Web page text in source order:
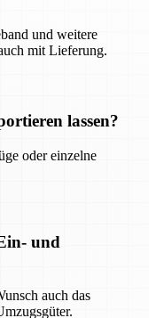
und weitere
mit Lieferung.
lassen?
oder einzelne
und
auch das